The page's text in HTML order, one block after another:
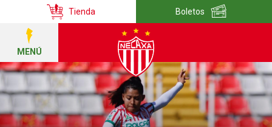
Tienda Boletos
MENÚ